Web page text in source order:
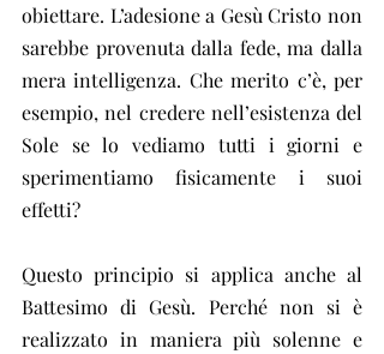
obiettare. L’adesione a Gesù Cristo non
sarebbe provenuta dalla fede, ma dalla
mera intelligenza. Che merito c’è, per
esempio, nel credere nell’esistenza del
Sole se lo vediamo tutti i giorni e
sperimentiamo fisicamente i suoi
effetti?
Questo principio si applica anche al
Battesimo di Gesù. Perché non si è
realizzato in maniera più solenne e